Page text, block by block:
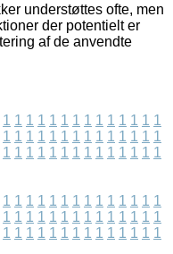
understøttes ofte, men
der potentielt er
af de anvendte
1 1 1 1 1 1 1 1 1 1 1 1 1 1
1 1 1 1 1 1 1 1 1 1 1 1 1 1
1 1 1 1 1 1 1 1 1 1 1 1 1 1
1 1 1 1 1 1 1 1 1 1 1 1 1 1
1 1 1 1 1 1 1 1 1 1 1 1 1 1
1 1 1 1 1 1 1 1 1 1 1 1 1 1